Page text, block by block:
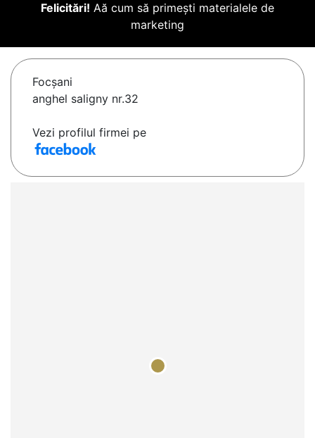
Felicitări! Aă cum să primești materialele de
marketing
Focşani
anghel saligny nr.32
Vezi profilul firmei pe